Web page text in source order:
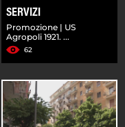
SERVIZI
Promozione | US
Agropoli 1921. ...
62